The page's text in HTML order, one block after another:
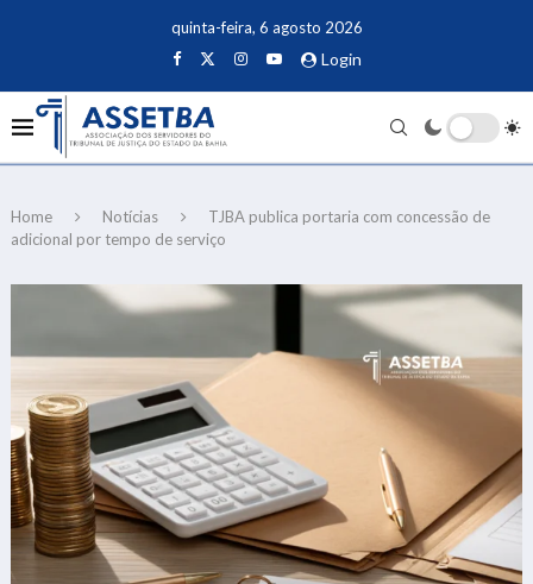
quinta-feira, 6 agosto 2026
Login
Home Notícias
TJBA publica portaria com concessão de
adicional por tempo de serviço